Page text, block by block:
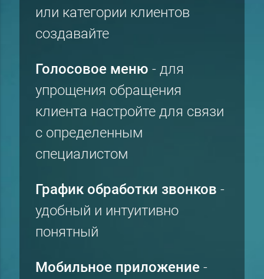
или категории клиентов
создавайте
Голосовое меню - для
упрощения обращения
клиента настройте для связи
с определенным
специалистом
График обработки звонков -
удобный и интуитивно
понятный
Мобильное приложение-